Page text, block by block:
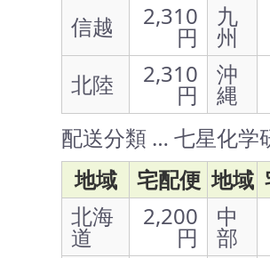
信越
2,310
円
九
州
北陸
2,310
円
沖
縄
配送分類 … 七星化学
地域
宅配便 地域
北海
道
2,200
円
中
部